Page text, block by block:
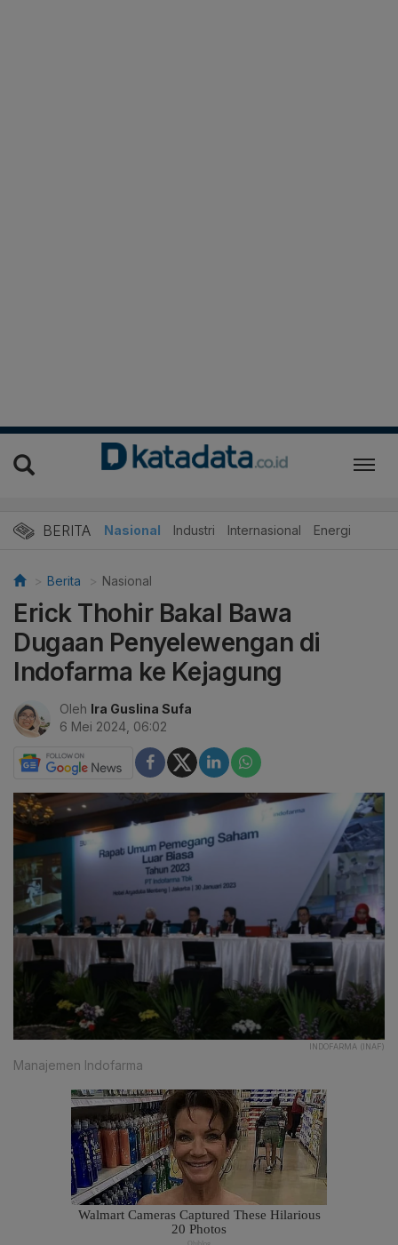
BERITA Nasional Industri Internasional Energi
Berita Nasional
Erick Thohir Bakal Bawa
Dugaan Penyelewengan di
Indofarma ke Kejagung
Oleh Ira Guslina Sufa
6 Mei 2024, 06:02
INDOFARMA (INAF)
Manajemen Indofarma